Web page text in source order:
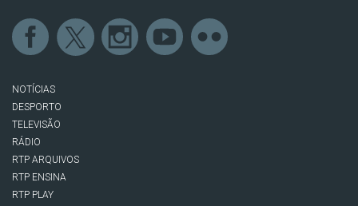
NOTÍCIAS
DESPORTO
TELEVISÃO
RÁDIO
RTP ARQUIVOS
RTP ENSINA
RTP PLAY